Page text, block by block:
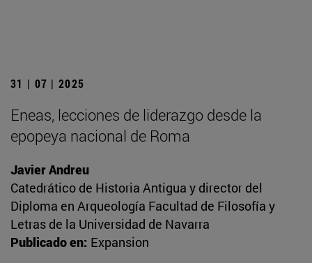
31 | 07 | 2025
Eneas, lecciones de liderazgo desde la
epopeya nacional de Roma
Javier Andreu
Catedrático de Historia Antigua y director del
Diploma en Arqueología Facultad de Filosofía y
Letras de la Universidad de Navarra
Publicado en: Expansion